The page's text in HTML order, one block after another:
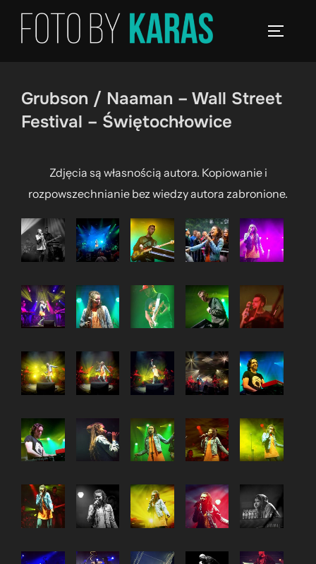
Skip
Grubson / Naaman – Wall Street
Festival – Świętochłowice
Zdjęcia są własnością autora. Kopiowanie i
rozpowszechnianie bez wiedzy autora zabronione.